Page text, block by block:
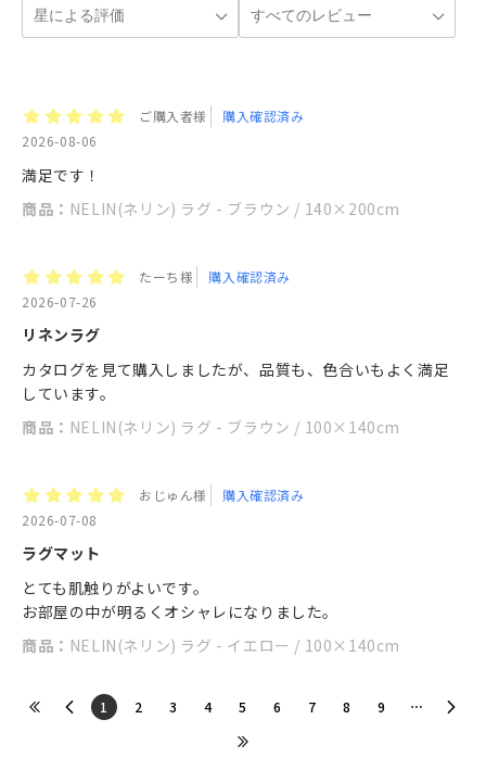
ご購入者様
購入確認済み
2026-08-06
満足です！
商品： NELIN(ネリン) ラグ - ブラウン / 140×200cm
たーち様
購入確認済み
2026-07-26
リネンラグ
カタログを見て購入しましたが、品質も、色合いもよく満足
しています。
商品： NELIN(ネリン) ラグ - ブラウン / 100×140cm
おじゅん様
購入確認済み
2026-07-08
ラグマット
とても肌触りがよいです。
お部屋の中が明るくオシャレになりました。
商品： NELIN(ネリン) ラグ - イエロー / 100×140cm
​1 ​2 ​3 ​4 ​5 ​6 ​7 ​8 ​9